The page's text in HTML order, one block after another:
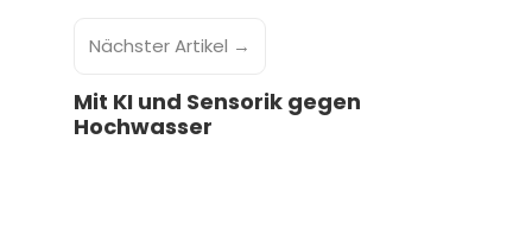
Nächster Artikel →
Mit KI und Sensorik gegen
Hochwasser